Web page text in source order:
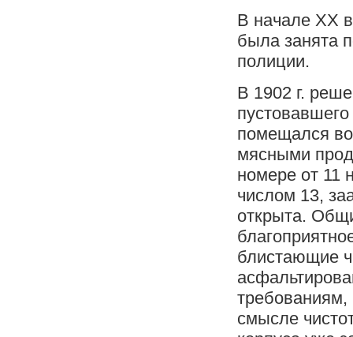
В начале XX
была занята
полиции.
В 1902 г.
помещался
мясными
номере от 11
числом 13,
открыта.
блистающие
смысле